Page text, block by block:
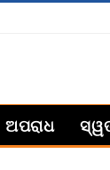
ଅପରାଧ